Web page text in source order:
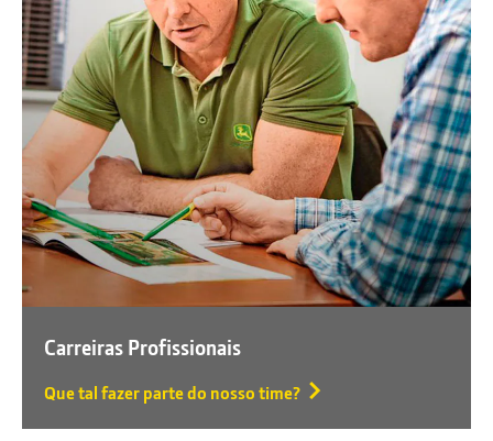
Carreiras Profissionais
Que tal fazer parte do nosso time?